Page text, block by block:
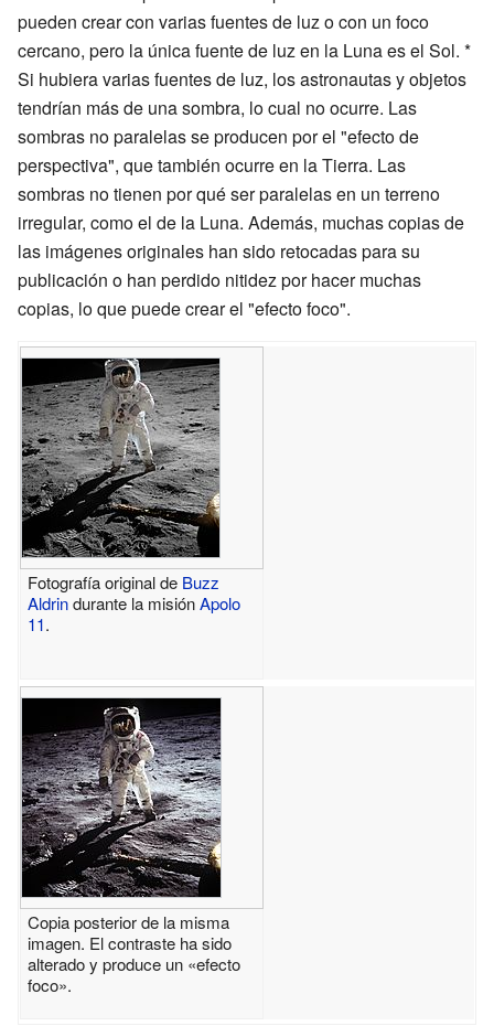
pueden crear con varias fuentes de luz o con un foco
cercano, pero la única fuente de luz en la Luna es el Sol. *
Si hubiera varias fuentes de luz, los astronautas y objetos
tendrían más de una sombra, lo cual no ocurre. Las
sombras no paralelas se producen por el "efecto de
perspectiva", que también ocurre en la Tierra. Las
sombras no tienen por qué ser paralelas en un terreno
irregular, como el de la Luna. Además, muchas copias de
las imágenes originales han sido retocadas para su
publicación o han perdido nitidez por hacer muchas
copias, lo que puede crear el "efecto foco".
Fotografía original de Buzz
Aldrindurante la misiónApolo
11.
Copia posterior de la misma
imagen. El contraste ha sido
alterado y produce un «efecto
foco».